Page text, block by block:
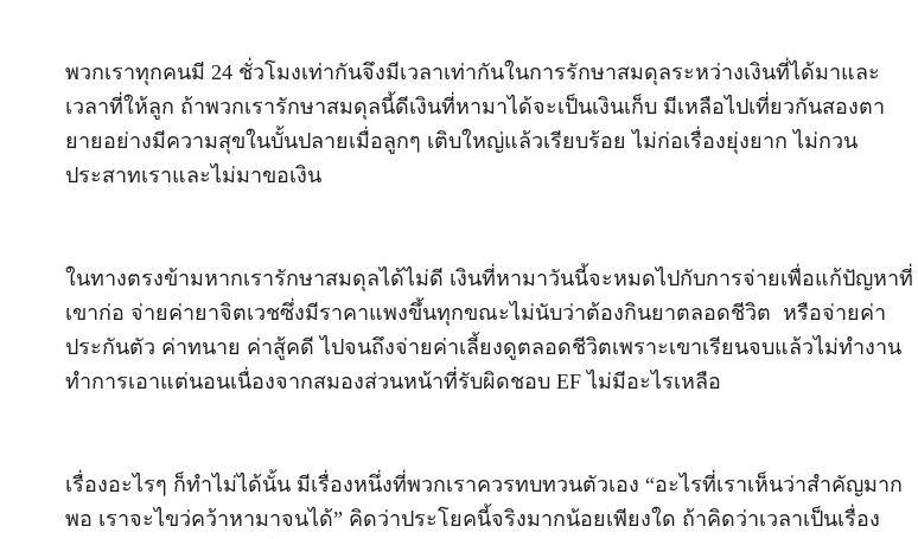
พวกเราทุกคนมี 24 ชั่วโมงเท่ากันจึงมีเวลาเท่ากันในการรักษาสมดุลระหว่างเงินที่ได้มาและ
เวลาที่ให้ลูก ถ้าพวกเรารักษาสมดุลนี้ดีเงินที่หามาได้จะเป็นเงินเก็บ มีเหลือไปเที่ยวกันสองตา
ยายอย่างมีความสุขในบั้นปลายเมื่อลูกๆ เติบใหญ่แล้วเรียบร้อย ไม่ก่อเรื่องยุ่งยาก ไม่กวน
ประสาทเราและไม่มาขอเงิน
ในทางตรงข้ามหากเรารักษาสมดุลได้ไม่ดี เงินที่หามาวันนี้จะหมดไปกับการจ่ายเพื่อแก้ปัญหาที่
เขาก่อ จ่ายค่ายาจิตเวชซึ่งมีราคาแพงขึ้นทุกขณะไม่นับว่าต้องกินยาตลอดชีวิต หรือจ่ายค่า
ประกันตัว ค่าทนาย ค่าสู้คดี ไปจนถึงจ่ายค่าเลี้ยงดูตลอดชีวิตเพราะเขาเรียนจบแล้วไม่ทำงาน
ทำการเอาแต่นอนเนื่องจากสมองส่วนหน้าที่รับผิดชอบ EF ไม่มีอะไรเหลือ
เรื่องอะไรๆ ก็ทำไม่ได้นั้น มีเรื่องหนึ่งที่พวกเราควรทบทวนตัวเอง “อะไรที่เราเห็นว่าสำคัญมาก
พอ เราจะไขว่คว้าหามาจนได้” คิดว่าประโยคนี้จริงมากน้อยเพียงใด ถ้าคิดว่าเวลาเป็นเรื่อง